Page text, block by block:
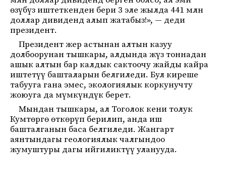
өзүбүз иштеткенден бери 3 эле жылда 441 млн
доллар дивиденд алып жатабыз!», — деди
президент.
Президент жер астынан алтын казуу
долбоорунан тышкары, алдында жүз тоннадан
ашык алтын бар калдык сактоочу жайды кайра
иштетүү башталарын белгиледи. Бул киреше
табууга гана эмес, экологиялык коркунучту
жоюуга да мүмкүндүк берет.
Мындан тышкары, ал Тоголок кени толук
Кумтөргө өткөрүп берилип, анда иш
башталганын баса белгиледи. Жангарт
аянтындагы геологиялык чалгындоо
жумуштуры дагы ийгиликтүү уланууда.